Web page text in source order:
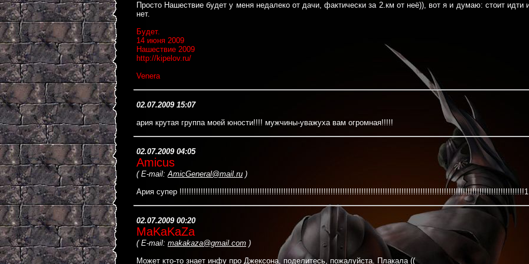
Просто Нашествие будет у меня недалеко от дачи, фактически за 2.км от неё)), вот я и думаю: стоит идти
нет.
Будет.
14 июня 2009
Нашествие 2009
http://kipelov.ru/
Venera
02.07.2009 15:07
ария крутая группа моей юности!!!! мужчины-уважуха вам огромная!!!!!
02.07.2009 04:05
Amicus
(E-mail:AmicGeneral@mail.ru )
Ария супер !!!!!!!!!!!!!!!!!!!!!!!!!!!!!!!!!!!!!!!!!!!!!!!!!!!!!!!!!!!!!!!!!!!!!!!!!!!!!!!!!!!!!!!!!!!!!!!!!!!!!!!!!!!!!!!!!!!!!!!!!!!!!!!!!!!!!!!!!!!!!!!!!!1
02.07.2009 00:20
MaKaKaZa
(E-mail: makakaza@gmail.com )
Может кто-то знает инфу про Джексона, поделитесь, пожалуйста. Плакала ((